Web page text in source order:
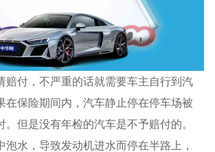
赔付，不严重的话就需要车主自行到汽
在保险期间内，汽车静止停在停车场被
。但是没有年检的汽车是不予赔付的。
泡水，导致发动机进水而停在半路上，